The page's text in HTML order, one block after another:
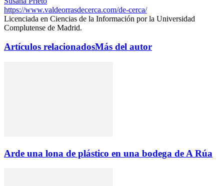
https://www.valdeorrasdecerca.com/de-cerca/
Licenciada en Ciencias de la Información por la Universidad
Complutense de Madrid.
Artículos relacionadosMás del autor
Arde una lona de plástico en una bodega de A Rúa